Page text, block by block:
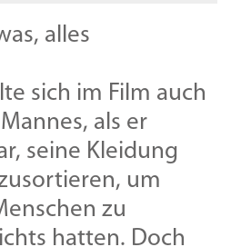
alles
sich im Film auch
als er
seine Kleidung
um
zu
hatten. Doch